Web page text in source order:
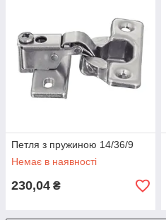
Петля з пружиною 14/36/9
Немає в наявності
230,04 ₴